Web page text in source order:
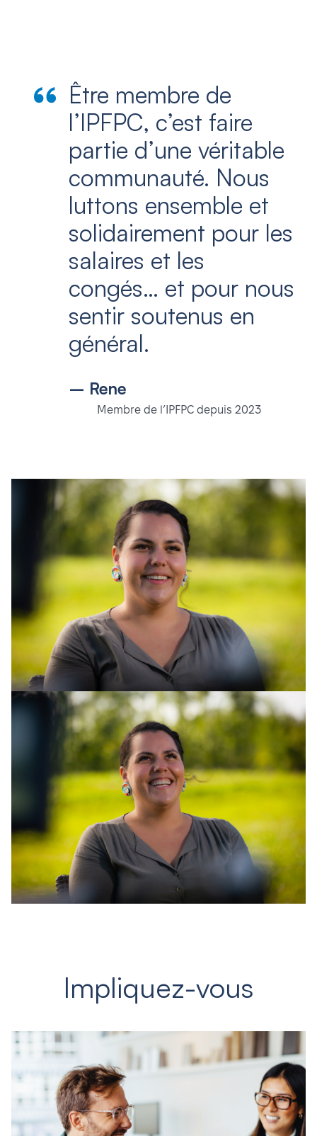
Être membre de
l’IPFPC, c’est faire
partie d’une véritable
communauté. Nous
luttons ensemble et
solidairement pour les
salaires et les
congés… et pour nous
sentir soutenus en
général.
– Rene
Membre de l’IPFPC depuis 2023
Impliquez-vous